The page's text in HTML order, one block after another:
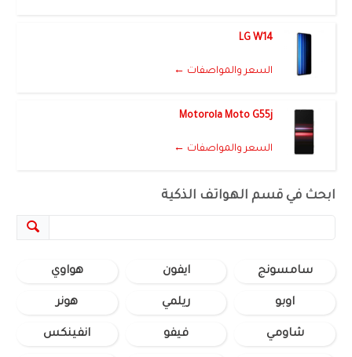
LG W14
السعر والمواصفات ←
Motorola Moto G55j
السعر والمواصفات ←
ابحث في قسم الهواتف الذكية
سامسونج ايفون هواوي
اوبو ريلمي هونر
شاومي فيفو انفينكس